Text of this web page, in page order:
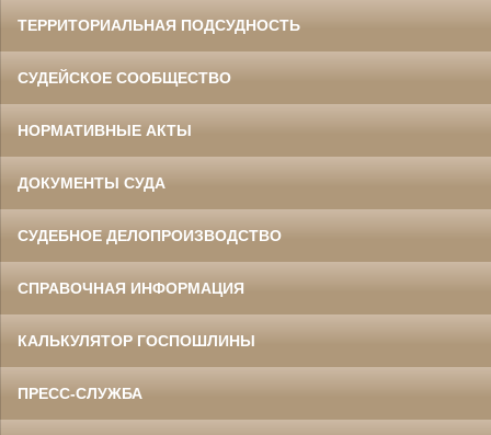
ТЕРРИТОРИАЛЬНАЯ ПОДСУДНОСТЬ
СУДЕЙСКОЕ СООБЩЕСТВО
НОРМАТИВНЫЕ АКТЫ
ДОКУМЕНТЫ СУДА
СУДЕБНОЕ ДЕЛОПРОИЗВОДСТВО
СПРАВОЧНАЯ ИНФОРМАЦИЯ
КАЛЬКУЛЯТОР ГОСПОШЛИНЫ
ПРЕСС-СЛУЖБА